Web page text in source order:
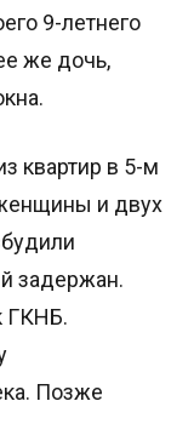
9-летнего
же дочь,
квартир в 5-м
и двух
задержан.
ГКНБ.
Позже